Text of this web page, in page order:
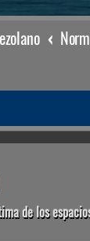
de los